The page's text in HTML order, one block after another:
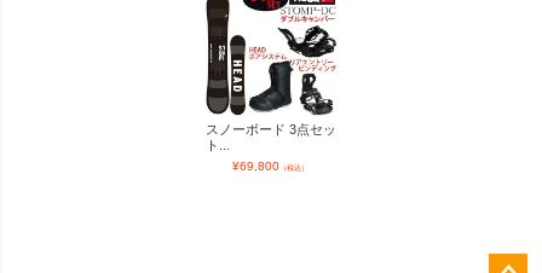
スノーボード 3点セッ
ト...
¥69,800 （税込）